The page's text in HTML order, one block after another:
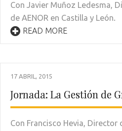
Con Javier Muñoz Ledesma,
de AENOR en Castilla y León.
READ MORE
17 ABRIL, 2015
Jornada: La Gestión de
Con Francisco Hevia, Director